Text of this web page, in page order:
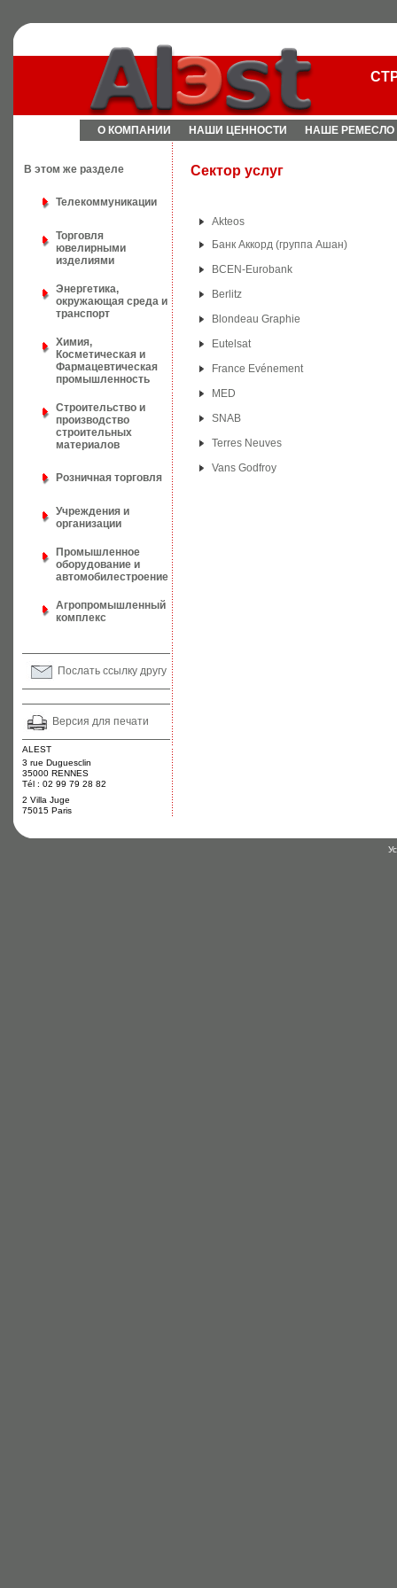
О КОМПАНИИ НАШИ ЦЕННОСТИ НАШЕ РЕМЕСЛО
В этом же разделе
Телекоммуникации
Торговля
ювелирными
изделиями
Энергетика,
окружающая среда и
транспорт
Химия,
Косметическая и
Фармацевтическая
промышленность
Строительство и
производство
строительных
материалов
Розничная торговля
Учреждения и
организации
Промышленное
оборудование и
автомобилестроение
Агропромышленный
комплекс
Послать ссылку другу
Версия для печати
Сектор услуг
Akteos
Банк Аккорд (группа Ашан)
BCEN-Еurobank
Berlitz
Blondeau Graphie
Eutelsat
France Evénement
MED
SNAB
Terres Neuves
Vans Godfroy
ALEST
3 rue Duguesclin
35000 RENNES
Tél : 02 99 79 28 82
2 Villa Juge
75015 Paris